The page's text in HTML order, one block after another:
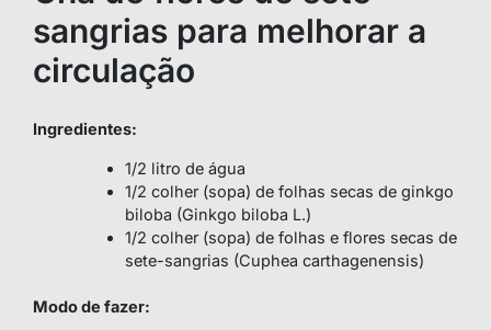
sangrias para melhorar a
circulação
Ingredientes:
1/2 litro de água
1/2 colher (sopa) de folhas secas de ginkgo
biloba (Ginkgo biloba L.)
1/2 colher (sopa) de folhas e flores secas de
sete-sangrias (Cuphea carthagenensis)
Modo de fazer: